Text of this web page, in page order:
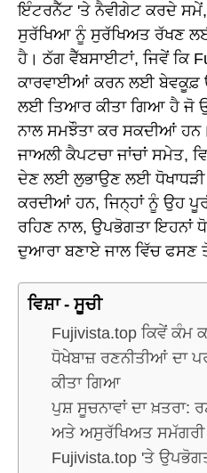
ਇੰਟਰਨੈੱਟ 'ਤੇ ਨੈਵੀਗੇਟ ਕਰਦੇ ਸਮੇਂ,
ਸੁਰੱਖਿਆ ਨੂੰ ਸੁਰੱਖਿਅਤ ਰੱਖਣ ਲਈ
ਹੈ। ਠੱਗ ਵੈੱਬਸਾਈਟਾਂ, ਜਿਵੇਂ ਕਿ
ਕਾਰਵਾਈਆਂ ਕਰਨ ਲਈ ਬੇਵਕੂਫ਼
ਲਈ ਤਿਆਰ ਕੀਤਾ ਗਿਆ ਹੈ ਜੋ
ਨਾਲ ਸਮਝੌਤਾ ਕਰ ਸਕਦੀਆਂ
ਜਾਅਲੀ ਕੈਪਟਚਾ ਜਾਂਚਾਂ ਸਮੇਤ,
ਦੇਣ ਲਈ ਲੁਭਾਉਣ ਲਈ ਧੋਖਾਧੜੀ
ਕਰਦੀਆਂ ਹਨ, ਜਿਨ੍ਹਾਂ ਨੂੰ ਉਹ
ਰਹਿਣ ਨਾਲ, ਉਪਭੋਗਤਾ ਇਹਨਾਂ
ਦੁਆਰਾ ਬਣਾਏ ਜਾਲ ਵਿੱਚ ਫਸਣ
ਵਿਸ਼ਾ - ਸੂਚੀ
Fujivista.top ਕਿਵੇਂ ਕੰਮ
ਧੋਖੇਬਾਜ਼ ਰਣਨੀਤੀਆਂ ਦਾ
ਕੀਤਾ ਗਿਆ
ਪੁਸ਼ ਸੂਚਨਾਵਾਂ ਦਾ ਖ਼ਤਰਾ:
ਅਤੇ ਅਸੁਰੱਖਿਅਤ ਸਮੱਗਰੀ
Fujivista.top 'ਤੇ